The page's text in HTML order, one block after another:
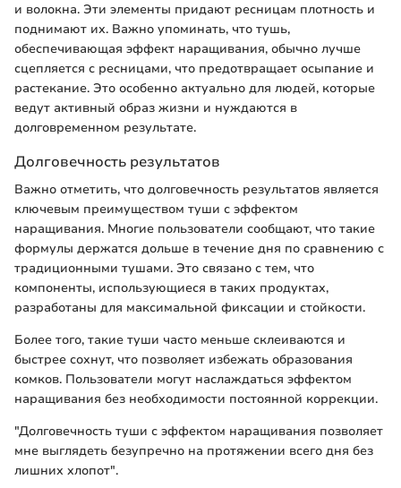
и волокна. Эти элементы придают ресницам плотность и
поднимают их. Важно упоминать, что тушь,
обеспечивающая эффект наращивания, обычно лучше
сцепляется с ресницами, что предотвращает осыпание и
растекание. Это особенно актуально для людей, которые
ведут активный образ жизни и нуждаются в
долговременном результате.
Долговечность результатов
Важно отметить, что долговечность результатов является
ключевым преимуществом туши с эффектом
наращивания. Многие пользователи сообщают, что такие
формулы держатся дольше в течение дня по сравнению с
традиционными тушами. Это связано с тем, что
компоненты, использующиеся в таких продуктах,
разработаны для максимальной фиксации и стойкости.
Более того, такие туши часто меньше склеиваются и
быстрее сохнут, что позволяет избежать образования
комков. Пользователи могут наслаждаться эффектом
наращивания без необходимости постоянной коррекции.
"Долговечность туши с эффектом наращивания позволяет
мне выглядеть безупречно на протяжении всего дня без
лишних хлопот".